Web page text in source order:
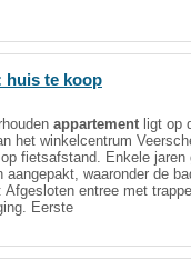
huis te koop
appartement ligt op
het winkelcentrum
fietsafstand. Enkele
aangepakt, waaronder de
Afgesloten entree met
Eerste